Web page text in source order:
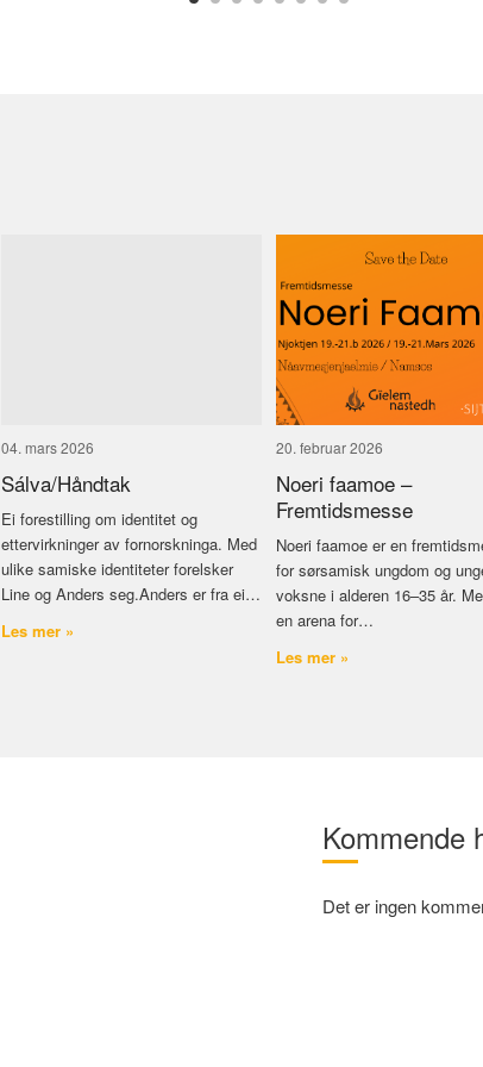
04. mars 2026
Sálva/Håndtak
Ei forestilling om identitet og
ettervirkninger av fornorskninga. Med
ulike samiske identiteter forelsker
Line og Anders seg.Anders er fra ei…
Les mer »
20. februar 2026
Noeri faamoe –
Fremtidsmesse
Noeri faamoe er en
for sørsamisk ungdom og
voksne i alderen 16–35 år.
en arena for…
Les mer »
Kommende
Det er ingen